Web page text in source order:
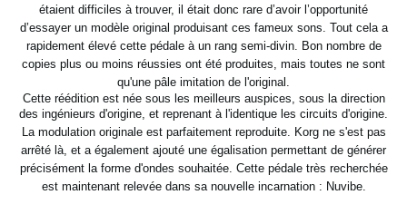
étaient difficiles à trouver, il était donc rare d’avoir l’opportunité
d’essayer un modèle original produisant ces fameux sons. Tout cela a
rapidement élevé cette pédale à un rang semi-divin. Bon nombre de
copies plus ou moins réussies ont été produites, mais toutes ne sont
qu'une pâle imitation de l'original.
Cette réédition est née sous les meilleurs auspices, sous la direction
des ingénieurs d'origine, et reprenant à l'identique les circuits d'origine.
La modulation originale est parfaitement reproduite. Korg ne s'est pas
arrêté là, et a également ajouté une égalisation permettant de générer
précisément la forme d'ondes souhaitée. Cette pédale très recherchée
est maintenant relevée dans sa nouvelle incarnation : Nuvibe.